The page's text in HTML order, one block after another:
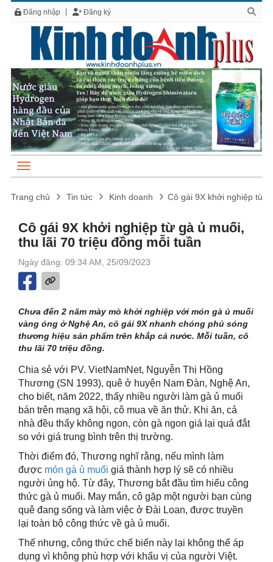
Đăng nhập Đăng ký
Trang chủ Tin tức Kinh doanh Cô gái 9X khởi nghiệp từ
Cô gái 9X khởi nghiệp từ gà ủ muối,
thu lãi 70 triệu đồng mỗi tuần
Ngày đăng: 09:34 AM, 25/09/2023
Chưa đến 2 năm mày mò khởi nghiệp với món gà ủ muối
vàng óng ở Nghệ An, cô gái 9X nhanh chóng phủ sóng
thương hiệu sản phẩm trên khắp cả nước. Mỗi tuần, cô
thu lãi 70 triệu đồng.
Chia sẻ với PV. VietNamNet, Nguyễn Thị Hồng
Thương (SN 1993), quê ở huyện Nam Đàn, Nghệ An,
cho biết, năm 2022, thấy nhiều người làm gà ủ muối
bán trên mạng xã hội, cô mua về ăn thử. Khi ăn, cả
nhà đều thấy không ngon, còn gà ngon giá lại quá đắt
so với giá trung bình trên thị trường.
Thời điểm đó, Thương nghĩ rằng, nếu mình làm
được món gà ủ muối giá thành hợp lý sẽ có nhiều
người ủng hộ. Từ đây, Thương bắt đầu tìm hiểu công
thức gà ủ muối. May mắn, cô gặp một người bạn cùng
quê đang sống và làm việc ở Đài Loan, được truyền
lại toàn bộ công thức về gà ủ muối.
Thế nhưng, công thức chế biến này lại không thể áp
dụng vì không phù hợp với khẩu vị của người Việt.